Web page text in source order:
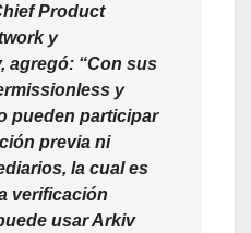
Product
y
agregó: “Con sus
y
pueden participar
previa ni
la cual es
verificación
usar Arkiv